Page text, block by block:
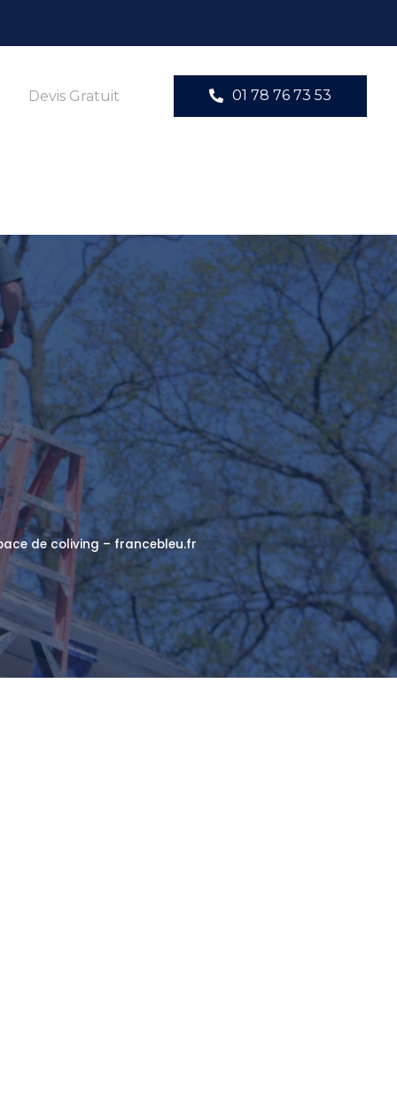
Devis Gratuit 01 78 76 73 53
de coliving – francebleu.fr